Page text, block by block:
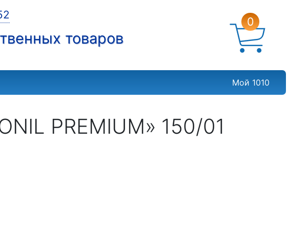
товаров
0
Мой 1010
PREMIUM» 150/01